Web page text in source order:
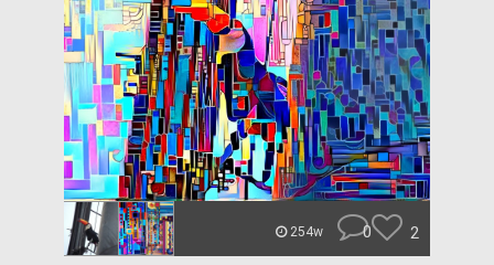
254w 0 2